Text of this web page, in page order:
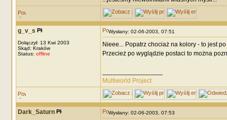
g_v_s
Dołączył: 13 Kwi 2003
Skąd: Kraków
Status: offline
Wysłany: 02-06-2003, 07:51
Nieee... Popatrz chociaż na kolory - to jest
Przecież po wyglądzie postaci to można
Multiworld Project
Dark_Saturn Wysłany: 02-06-2003, 07:53